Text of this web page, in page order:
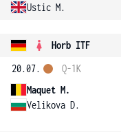
Ustic M.
Horb ITF
20.07.
Maquet M.
Velikova D.
Q-1K